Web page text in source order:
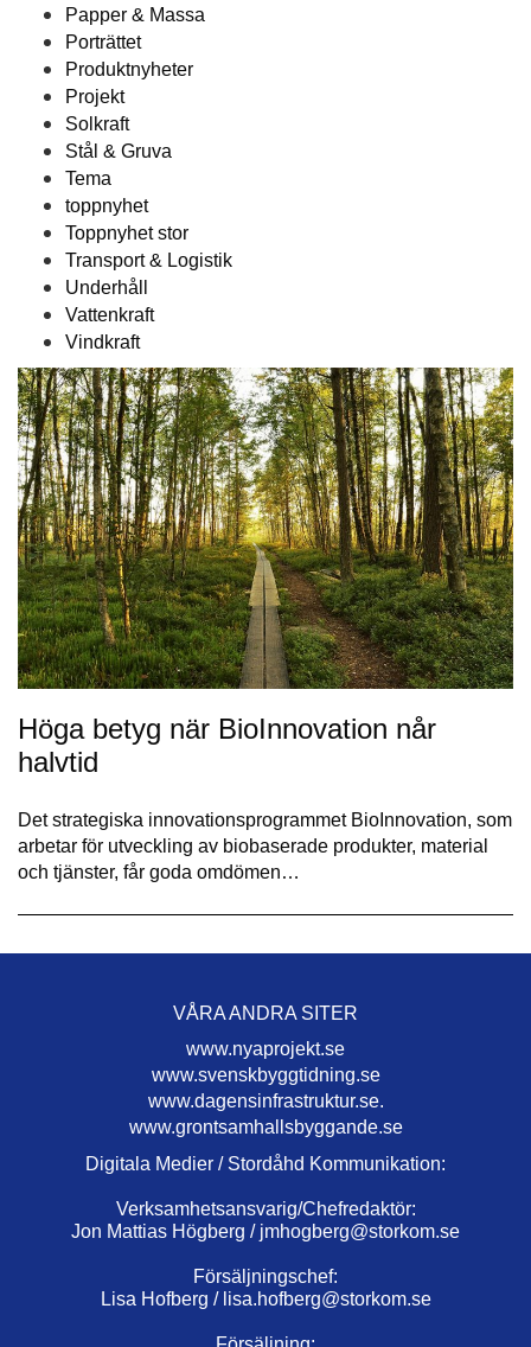
Papper & Massa
Porträttet
Produktnyheter
Projekt
Solkraft
Stål & Gruva
Tema
toppnyhet
Toppnyhet stor
Transport & Logistik
Underhåll
Vattenkraft
Vindkraft
Höga betyg när BioInnovation når
halvtid
Det strategiska innovationsprogrammet BioInnovation, som
arbetar för utveckling av biobaserade produkter, material
och tjänster, får goda omdömen…
VÅRA ANDRA SITER
www.nyaprojekt.se
www.svenskbyggtidning.se
www.dagensinfrastruktur.se.
www.grontsamhallsbyggande.se
Digitala Medier / Stordåhd Kommunikation:
Verksamhetsansvarig/Chefredaktör:
Jon Mattias Högberg / jmhogberg@storkom.se
Försäljningschef:
Lisa Hofberg / lisa.hofberg@storkom.se